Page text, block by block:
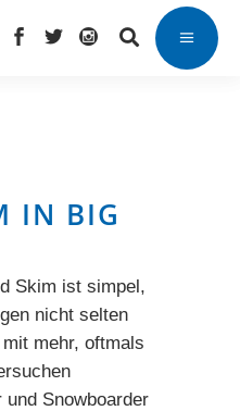
IN BIG
Skim ist simpel,
nicht selten
mehr, oftmals
Snowboarder